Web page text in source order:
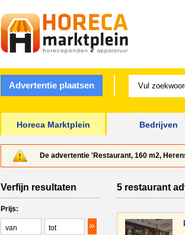
Advertentie plaatsen
Horeca Marktplein Bedrijven
De advertentie 'Restaurant, 160 m2,
Verfijn resultaten
Prijs:
5 restaurant